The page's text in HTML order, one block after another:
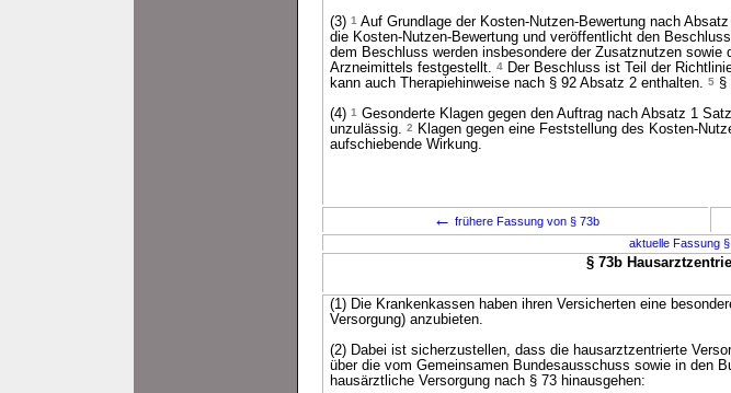
(3) 1 Auf Grundlage der Kosten-Nutzen-Bewertung nach
die Kosten-Nutzen-Bewertung und veröffentlicht den
dem Beschluss werden insbesondere der Zusatznutzen sowie
Arzneimittels festgestellt. 4 Der Beschluss ist Teil der
kann auch Therapiehinweise nach § 92 Absatz 2 enthalten. 5 §
(4) 1 Gesonderte Klagen gegen den Auftrag nach Absatz 1
unzulässig. 2
Klagen gegen eine Feststellung des Kosten-
aufschiebende Wirkung.
← frühere Fassung von § 73b
aktuelle Fassung
§ 73b
(1) Die Krankenkassen haben ihren Versicherten eine
Versorgung) anzubieten.
(2) Dabei ist sicherzustellen, dass die hausarztzentrierte
über die vom Gemeinsamen Bundesausschuss sowie in den
hausärztliche Versorgung nach § 73 hinausgehen: